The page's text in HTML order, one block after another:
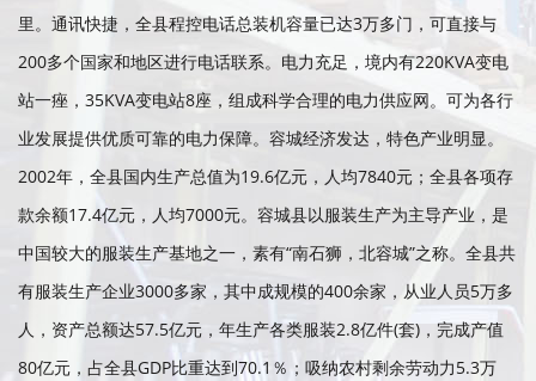
里。通讯快捷，全县程控电话总装机容量已达3万多门，可直接与
200多个国家和地区进行电话联系。电力充足，境内有220KVA变电
站一痤，35KVA变电站8座，组成科学合理的电力供应网。可为各行
业发展提供优质可靠的电力保障。容城经济发达，特色产业明显。
2002年，全县国内生产总值为19.6亿元，人均7840元；全县各项存
款余额17.4亿元，人均7000元。容城县以服装生产为主导产业，是
中国较大的服装生产基地之一，素有“南石狮，北容城”之称。全县共
有服装生产企业3000多家，其中成规模的400余家，从业人员5万多
人，资产总额达57.5亿元，年生产各类服装2.8亿件(套)，完成产值
80亿元，占全县GDP比重达到70.1％；吸纳农村剩余劳动力5.3万